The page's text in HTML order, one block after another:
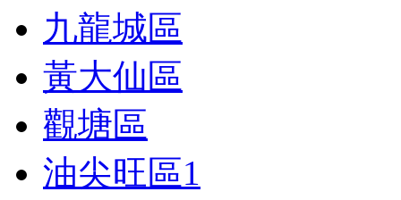
九龍城區
黃大仙區
觀塘區
油尖旺區1